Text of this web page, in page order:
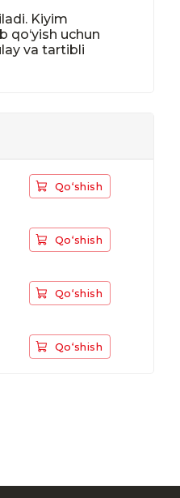
Kiyim
qo‘yish uchun
va tartibli
Qo‘shish
Qo‘shish
Qo‘shish
Qo‘shish